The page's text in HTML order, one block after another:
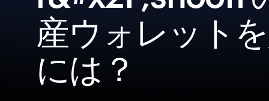
産ウォレット
には？